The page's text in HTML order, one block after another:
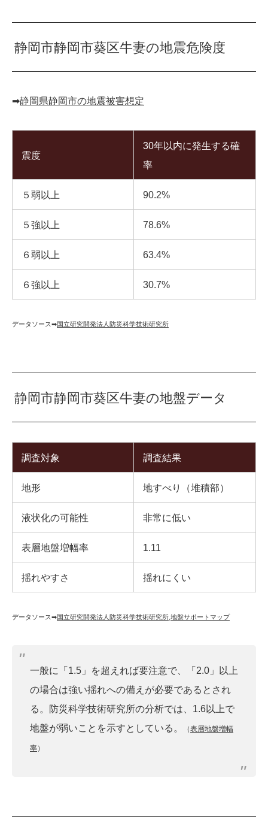
静岡市静岡市葵区牛妻の地震危険度
➡︎静岡県静岡市の地震被害想定
震度
30年以内に発生する確
率
５弱以上 90.2%
５強以上 78.6%
６弱以上 63.4%
６強以上 30.7%
データソース➡︎国立研究開発法人防災科学技術研究所
静岡市静岡市葵区牛妻の地盤データ
調査対象 調査結果
地形 地すべり（堆積部）
液状化の可能性 非常に低い
表層地盤増幅率 1.11
揺れやすさ 揺れにくい
データソース➡︎国立研究開発法人防災科学技術研究所 地盤サポートマップ
一般に「1.5」を超えれば要注意で、「2.0」以上
の場合は強い揺れへの備えが必要であるとされ
る。防災科学技術研究所の分析では、1.6以上で
地盤が弱いことを示すとしている。
（表層地盤増幅
率）